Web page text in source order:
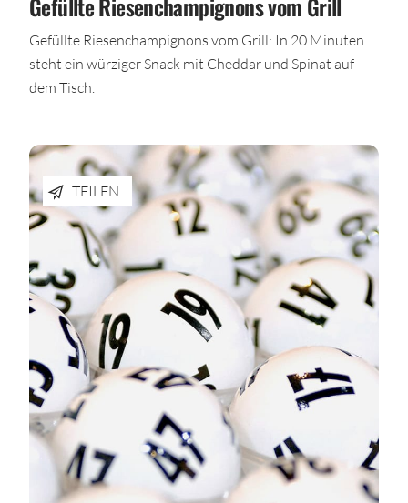
Gefüllte Riesenchampignons vom Grill: In 20 Minuten
steht ein würziger Snack mit Cheddar und Spinat auf
dem Tisch.
TEILEN